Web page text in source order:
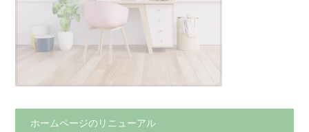
ホームページのリニューアル